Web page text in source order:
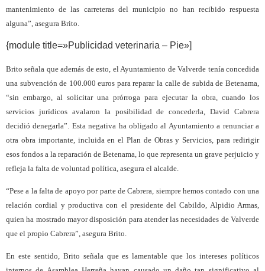
mantenimiento de las carreteras del municipio no han recibido respuesta
alguna”, asegura Brito.
{module title=»Publicidad veterinaria – Pie»]
Brito señala que además de esto, el Ayuntamiento de Valverde tenía concedida
una subvención de 100.000 euros para reparar la calle de subida de Betenama,
“sin embargo, al solicitar una prórroga para ejecutar la obra, cuando los
servicios jurídicos avalaron la posibilidad de concederla, David Cabrera
decidió denegarla”. Esta negativa ha obligado al Ayuntamiento a renunciar a
otra obra importante, incluida en el Plan de Obras y Servicios, para redirigir
esos fondos a la reparación de Betenama, lo que representa un grave perjuicio y
refleja la falta de voluntad política, asegura el alcalde.
“Pese a la falta de apoyo por parte de Cabrera, siempre hemos contado con una
relación cordial y productiva con el presidente del Cabildo, Alpidio Armas,
quien ha mostrado mayor disposición para atender las necesidades de Valverde
que el propio Cabrera”, asegura Brito.
En este sentido, Brito señala que es lamentable que los intereses políticos